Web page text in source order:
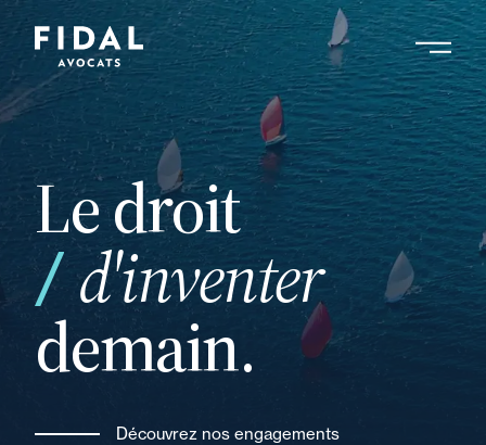
Aller
au
contenu
principalRechercher un mot clé, un professionnel ....
Le droit
d'inventer
demain.
Découvrez nos engagements